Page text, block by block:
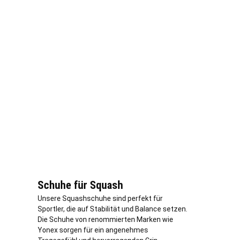
Schuhe für Squash
Unsere Squashschuhe sind perfekt für
Sportler, die auf Stabilität und Balance setzen.
Die Schuhe von renommierten Marken wie
Yonex sorgen für ein angenehmes